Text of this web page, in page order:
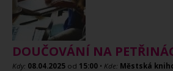
DOUČOVÁNÍ NA
Kdy: 08.04.2025 od 15:00 • Kde: Městská